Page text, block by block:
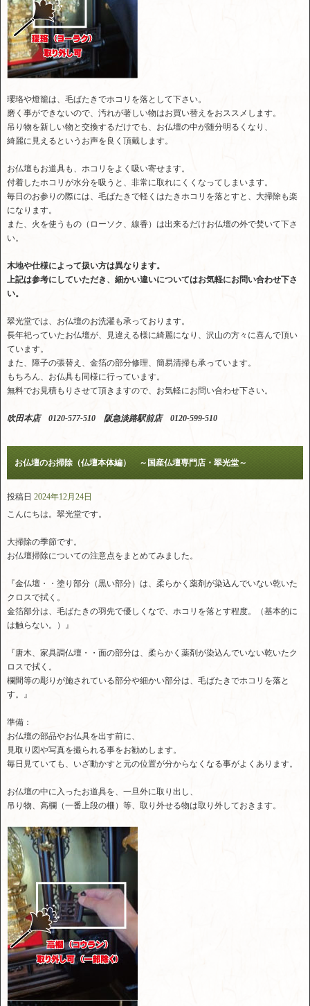
瓔珞や燈籠は、毛ばたきでホコリを落として下さい。
磨く事ができないので、汚れが著しい物はお買い替えをおススメします。
吊り物を新しい物と交換するだけでも、お仏壇の中が随分明るくなり、
綺麗に見えるというお声を良く頂戴します。
お仏壇もお道具も、ホコリをよく吸い寄せます。
付着したホコリが水分を吸うと、非常に取れにくくなってしまいます。
毎日のお参りの際には、毛ばたきで軽くはたきホコリを落とすと、大掃除も楽
になります。
また、火を使うもの（ローソク、線香）は出来るだけお仏壇の外で焚いて下さ
い。
木地や仕様によって扱い方は異なります。
上記は参考にしていただき、細かい違いについてはお気軽にお問い合わせ下さ
い。
翠光堂では、お仏壇のお洗濯も承っております。
長年祀っていたお仏壇が、見違える様に綺麗になり、沢山の方々に喜んで頂い
ています。
また、障子の張替え、金箔の部分修理、簡易清掃も承っています。
もちろん、お仏具も同様に行っています。
無料でお見積もりさせて頂きますので、お気軽にお問い合わせ下さい。
吹田本店 0120-577-510 阪急淡路駅前店 0120-599-510
お仏壇のお掃除（仏壇本体編） ～国産仏壇専門店・翠光堂～
投稿日 2024年12月24日
こんにちは。翠光堂です。
大掃除の季節です。
お仏壇掃除についての注意点をまとめてみました。
『金仏壇・・塗り部分（黒い部分）は、柔らかく薬剤が染込んでいない乾いた
クロスで拭く。
金箔部分は、毛ばたきの羽先で優しくなで、ホコリを落とす程度。（基本的に
は触らない。）』
『唐木、家具調仏壇・・面の部分は、柔らかく薬剤が染込んでいない乾いたク
ロスで拭く。
欄間等の彫りが施されている部分や細かい部分は、毛ばたきでホコリを落と
す。』
準備：
お仏壇の部品やお仏具を出す前に、
見取り図や写真を撮られる事をお勧めします。
毎日見ていても、いざ動かすと元の位置が分からなくなる事がよくあります。
お仏壇の中に入ったお道具を、一旦外に取り出し、
吊り物、高欄（一番上段の柵）等、取り外せる物は取り外しておきます。